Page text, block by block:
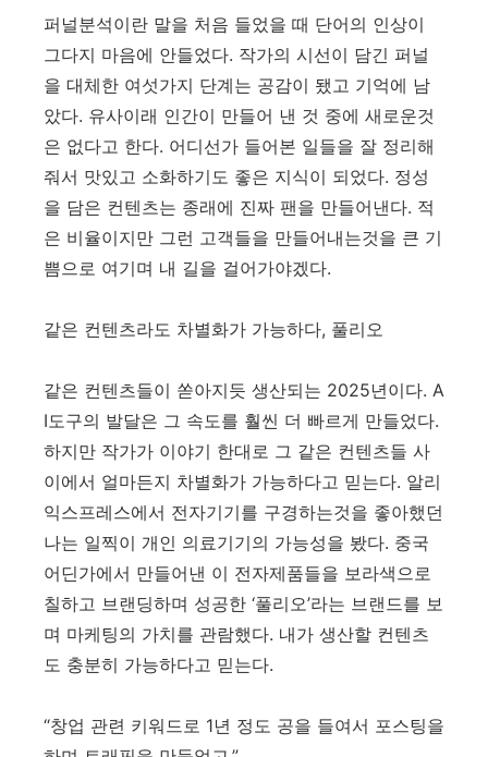
퍼널분석이란 말을 처음 들었을 때 단어의 인상이
그다지 마음에 안들었다. 작가의 시선이 담긴 퍼널
을 대체한 여섯가지 단계는 공감이 됐고 기억에 남
았다. 유사이래 인간이 만들어 낸 것 중에 새로운것
은 없다고 한다. 어디선가 들어본 일들을 잘 정리해
줘서 맛있고 소화하기도 좋은 지식이 되었다. 정성
을 담은 컨텐츠는 종래에 진짜 팬을 만들어낸다. 적
은 비율이지만 그런 고객들을 만들어내는것을 큰 기
쁨으로 여기며 내 길을 걸어가야겠다.
같은 컨텐츠라도 차별화가 가능하다, 풀리오
같은 컨텐츠들이 쏟아지듯 생산되는 2025년이다. A
I도구의 발달은 그 속도를 훨씬 더 빠르게 만들었다.
하지만 작가가 이야기 한대로 그 같은 컨텐츠들 사
이에서 얼마든지 차별화가 가능하다고 믿는다. 알리
익스프레스에서 전자기기를 구경하는것을 좋아했던
나는 일찍이 개인 의료기기의 가능성을 봤다. 중국
어딘가에서 만들어낸 이 전자제품들을 보라색으로
칠하고 브랜딩하며 성공한 ‘풀리오’라는 브랜드를 보
며 마케팅의 가치를 관람했다. 내가 생산할 컨텐츠
도 충분히 가능하다고 믿는다.
“창업 관련 키워드로 1년 정도 공을 들여서 포스팅을